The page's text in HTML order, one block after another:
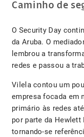
Caminho de
O Security Day
da Aruba. O
lembrou a
redes e passou a
Vilela contou um
empresa focada em
primário às redes
por parte da Hewlett
tornando-se